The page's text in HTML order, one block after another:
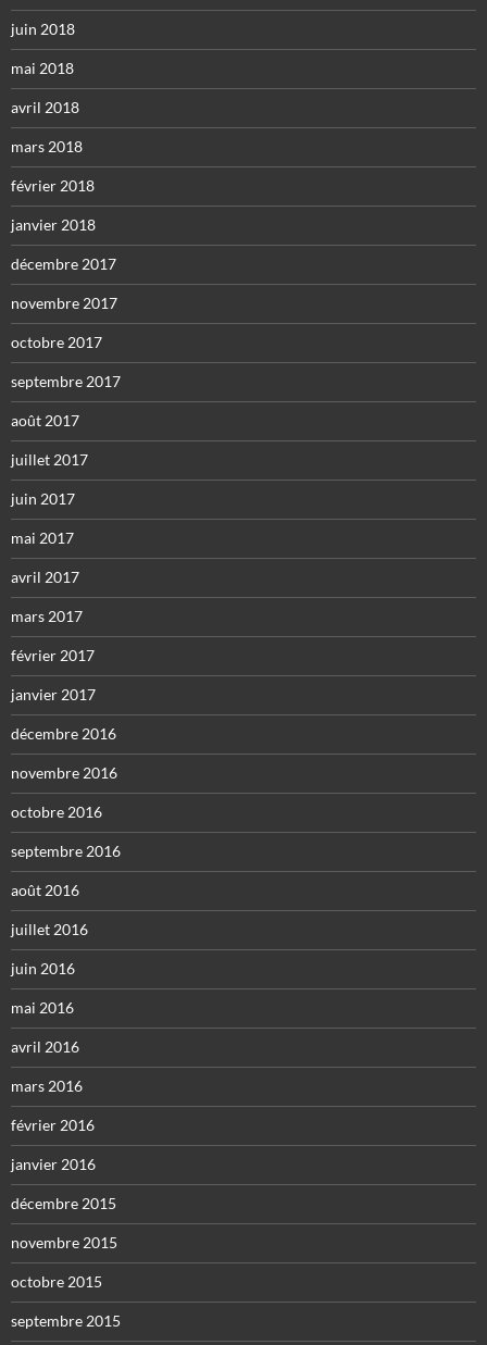
juin 2018
mai 2018
avril 2018
mars 2018
février 2018
janvier 2018
décembre 2017
novembre 2017
octobre 2017
septembre 2017
août 2017
juillet 2017
juin 2017
mai 2017
avril 2017
mars 2017
février 2017
janvier 2017
décembre 2016
novembre 2016
octobre 2016
septembre 2016
août 2016
juillet 2016
juin 2016
mai 2016
avril 2016
mars 2016
février 2016
janvier 2016
décembre 2015
novembre 2015
octobre 2015
septembre 2015